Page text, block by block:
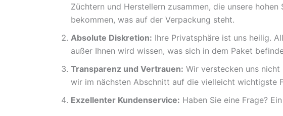
Züchtern und Herstellern zusammen, die unsere
bekommen, was auf der Verpackung steht.
Absolute Diskretion: Ihre Privatsphäre ist uns heilig.
außer Ihnen wird wissen, was sich in dem Paket
Transparenz und Vertrauen: Wir verstecken uns nicht
wir im nächsten Abschnitt auf die vielleicht wichtigste
Exzellenter Kundenservice: Haben Sie eine Frage?